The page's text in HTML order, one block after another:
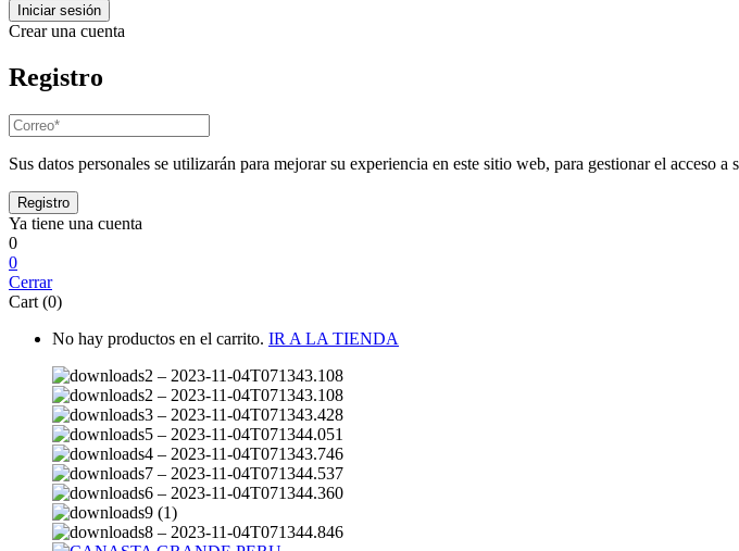
Crear una cuenta
Registro
Sus datos personales se utilizarán para mejorar su experiencia en este sitio web, para gestionar el acceso
Ya tiene una cuenta
0
0
Cerrar
Cart (0)
No hay productos en el carrito. IR A LA TIENDA